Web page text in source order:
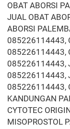
OBAT ABORSI
JUAL OBAT
ABORSI
085226114443,
085226114443,
085226114443,
085226114443,
085226114443,
KANDUNGAN
CYTOTEC
MISOPROSTOL